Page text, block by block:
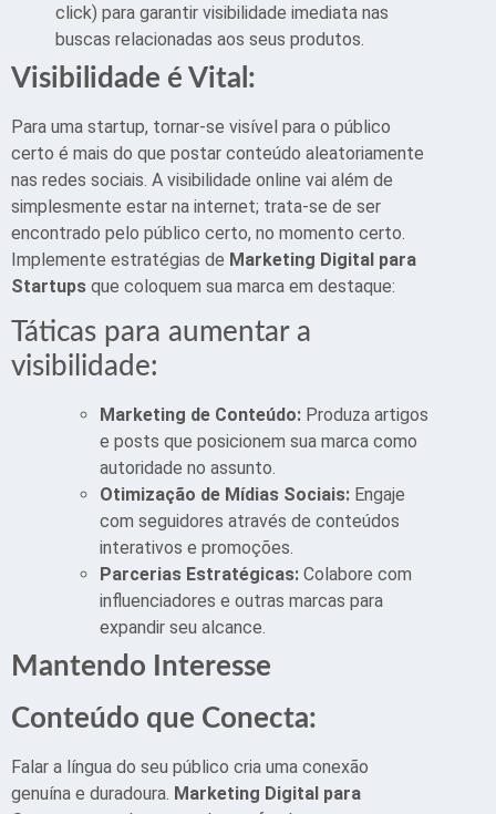
click) para garantir visibilidade imediata nas
buscas relacionadas aos seus produtos.
Visibilidade é Vital:
Para uma startup, tornar-se visível para o público
certo é mais do que postar conteúdo aleatoriamente
nas redes sociais. A visibilidade online vai além de
simplesmente estar na internet; trata-se de ser
encontrado pelo público certo, no momento certo.
Implemente estratégias de Marketing Digital para
Startups que coloquem sua marca em destaque:
Táticas para aumentar a
visibilidade:
Marketing de Conteúdo: Produza artigos
e posts que posicionem sua marca como
autoridade no assunto.
Otimização de Mídias Sociais: Engaje
com seguidores através de conteúdos
interativos e promoções.
Parcerias Estratégicas: Colabore com
influenciadores e outras marcas para
expandir seu alcance.
Mantendo Interesse
Conteúdo que Conecta:
Falar a língua do seu público cria uma conexão
genuína e duradoura. Marketing Digital para